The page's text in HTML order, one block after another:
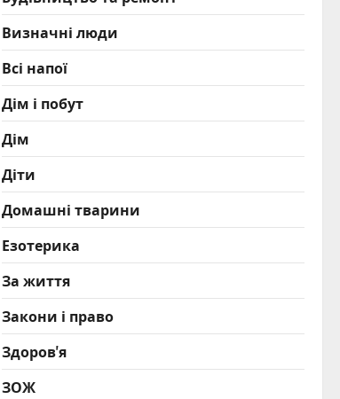
Визначні люди
Всі напої
Дім і побут
Дім
Діти
Домашні тварини
Езотерика
За життя
Закони і право
Здоров'я
ЗОЖ